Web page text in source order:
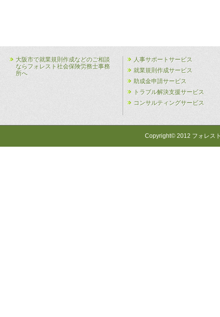
大阪市で就業規則作成などのご相談
ならフォレスト社会保険労務士事務
所へ
人事サポートサービス
就業規則作成サービス
助成金申請サービス
トラブル解決支援サービス
コンサルティングサービス
Copyright© 2012 フォレス